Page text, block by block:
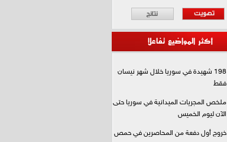
أكثر المواضيع تفاعلا
198 شهيدة في سوريا خلال شهر نيسان
فقط
ملخص المجريات الميدانية في سوريا حتى
الآن ليوم الخميس
خروج أول دفعة من المحاصرين في حمص